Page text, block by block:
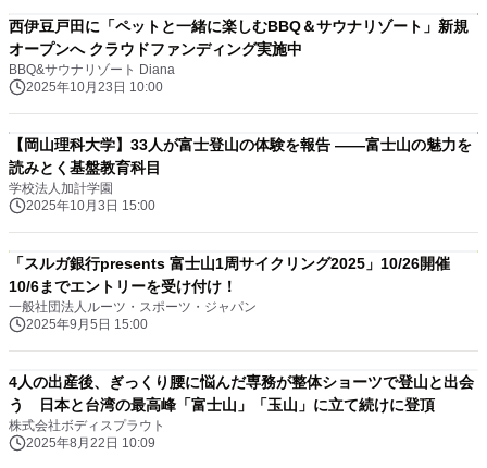
西伊豆戸田に「ペットと一緒に楽しむBBQ＆サウナリゾート」新規
オープンへ クラウドファンディング実施中
BBQ&サウナリゾート Diana
2025年10月23日 10:00
【岡山理科大学】33人が富士登山の体験を報告 ――富士山の魅力を
読みとく基盤教育科目
学校法人加計学園
2025年10月3日 15:00
「スルガ銀行presents 富士山1周サイクリング2025」10/26開催
10/6までエントリーを受け付け！
一般社団法人ルーツ・スポーツ・ジャパン
2025年9月5日 15:00
4人の出産後、ぎっくり腰に悩んだ専務が整体ショーツで登山と出会
う 日本と台湾の最高峰「富士山」「玉山」に立て続けに登頂
株式会社ボディスプラウト
2025年8月22日 10:09